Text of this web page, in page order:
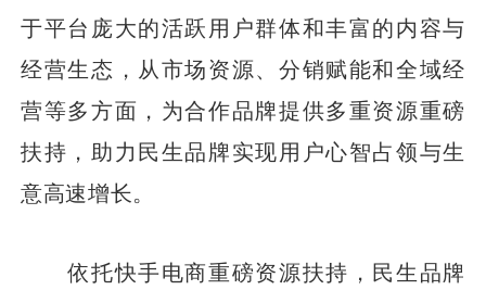
于平台庞大的活跃用户群体和丰富的内容与
经营生态，从市场资源、分销赋能和全域经
营等多方面，为合作品牌提供多重资源重磅
扶持，助力民生品牌实现用户心智占领与生
意高速增长。
依托快手电商重磅资源扶持，民生品牌